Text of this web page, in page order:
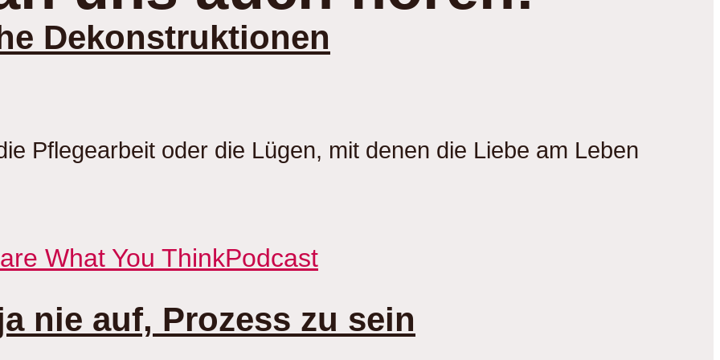
Dekonstruktionen
Pflegearbeit oder die Lügen, mit denen die Liebe am Leben
What You ThinkPodcast
nie auf, Prozess zu sein